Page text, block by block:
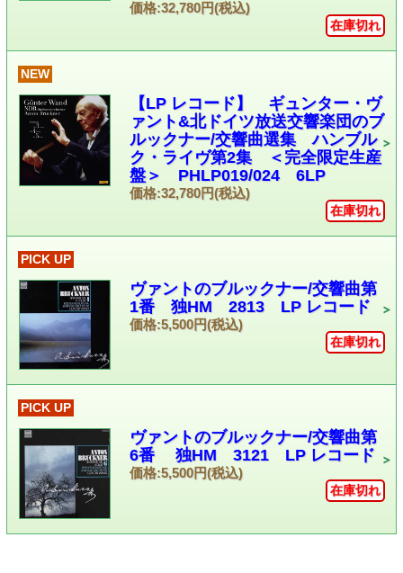
価格:32,780円(税込)
在庫切れ
NEW
【LP レコード】 ギュンター・ヴ
ァント&北ドイツ放送交響楽団のブ
ルックナー/交響曲選集 ハンブル
ク・ライヴ第2集 ＜完全限定生産
盤＞ PHLP019/024 6LP
価格:32,780円(税込)
在庫切れ
PICK UP
ヴァントのブルックナー/交響曲第
1番 独HM 2813 LP レコード
価格:5,500円(税込)
在庫切れ
PICK UP
ヴァントのブルックナー/交響曲第
6番 独HM 3121 LP レコード
価格:5,500円(税込)
在庫切れ